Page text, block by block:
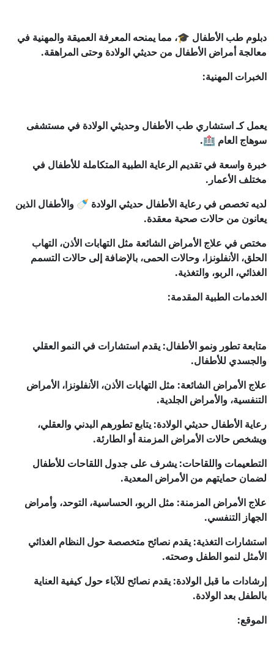
دبلوم طب الأطفال 🎓، مما يمنحه المعرفة العميقة والمهنية في
معالجة أمراض الأطفال من حديثي الولادة وحتى المراهقة.
الخبرات المهنية:
يعمل كـ استشاري طب الأطفال وحديثي الولادة في مستشفى
سوهاج العام 🏥.
خبرة واسعة في تقديم الرعاية الطبية المتكاملة للأطفال في
مختلف الأعمار.
لديه تخصص في رعاية الأطفال حديثي الولادة 🍼 والأطفال الذين
يعانون من حالات صحية معقدة.
مختص في علاج الأمراض الشائعة مثل التهابات الأذن، التهاب
الحلق، الأنفلونزا، وحالات الحمى، بالإضافة إلى حالات التسمم
الغذائي، الربو، والتغذية.
الخدمات الطبية المقدمة:
متابعة تطور ونمو الأطفال: يقدم استشارات في النمو العقلي
والجسدي للأطفال.
علاج الأمراض الشائعة: مثل التهابات الأذن، الأنفلونزا، الأمراض
التنفسية، والأمراض الجلدية.
رعاية الأطفال حديثي الولادة: يتابع تطورهم البدني والعقلي،
ويشخص حالات الأمراض المزمنة أو الطارئة.
التطعيمات واللقاحات: يشرف على جدول اللقاحات للأطفال
لضمان حمايتهم من الأمراض المعدية.
علاج الأمراض المزمنة: مثل الربو، الحساسية، التوحد، وأمراض
الجهاز التنفسي.
استشارات التغذية: يقدم نصائح متخصصة حول النظام الغذائي
الأمثل لنمو الطفل وصحته.
إرشادات ما قبل الولادة: يقدم نصائح للآباء حول كيفية العناية
بالطفل بعد الولادة.
الموقع: